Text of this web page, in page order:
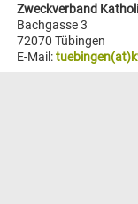
Zweckverband
Bachgasse 3
72070 Tübingen
E-Mail: